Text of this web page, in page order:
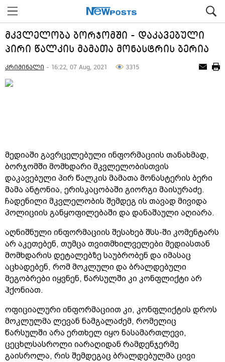
მკვლელობა ბორჯომში - დაკავებული
პირი წალკის მამათა მონასტრის ბერია
კრიმინალი - 16:22, 07 Aug, 2021 3315
მედიაში გავრცელებული ინფორმაციის თანახმად,
ბორჯომში მომხდარი მკვლელობისთვის
დაკავებული პირ წალკის მამათა მონასტერის ბერი
მამა ანტონია, ერისკაცობაში გიორგი მაისურაძე.
ჩადენილი მკვლელობის შემდეგ ის თავად მივიდა
პოლიციის განყოფილებაში და დანაშაული აღიარა.
აღნიშნული ინფორმაციის შესახებ შსს-ში კომენტარს
არ აკეთებენ, თუმცა თვითმხილველები მედიასთან
მომხდარის დეტალებზე საუბრობენ და იმასაც
აცხადებენ, რომ მოკლული და ბრალდებული
მეგობრები იყვნენ, წარსულში კი კონფლიქტი არ
ჰქონიათ.
ოფიციალური ინფორმაციით კი, კონფლიქტის დროს
მოკლულმა ლევან ნამგალაძემ, რომელიც
წარსულში არა ერთხელ იყო ნასამართლევი,
ცეცხლსასროლი იარაღიდან რამდენჯერმე
გაისროლა, რის შემდეგაც ბრალდებულმა ცივი